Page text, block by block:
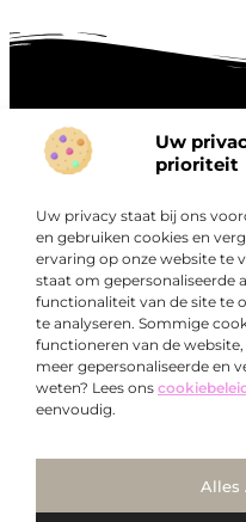
Uw
prioriteit
Uw privacy staat bij ons
en gebruiken cookies en
ervaring op onze website te
staat om gepersonaliseerde
functionaliteit van de site te
te analyseren. Sommige
functioneren van de
meer gepersonaliseerde en
weten? Lees ons
eenvoudig.
Alles
Over
Bedrijf
“Ontdek een wereld van
je zowel inspireren als
Bij Exclusiefbedrijf.nl
kwalitatieve inzichten en
verrijken en je uitdagen
Onze informatie